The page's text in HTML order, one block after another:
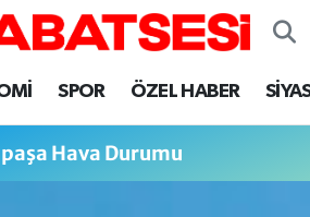
SPOR ÖZEL HABER
Hava Durumu
Eczaneler